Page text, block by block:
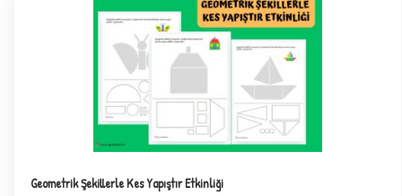
Geometrik Şekillerle Kes Yapıştır Etkinliği